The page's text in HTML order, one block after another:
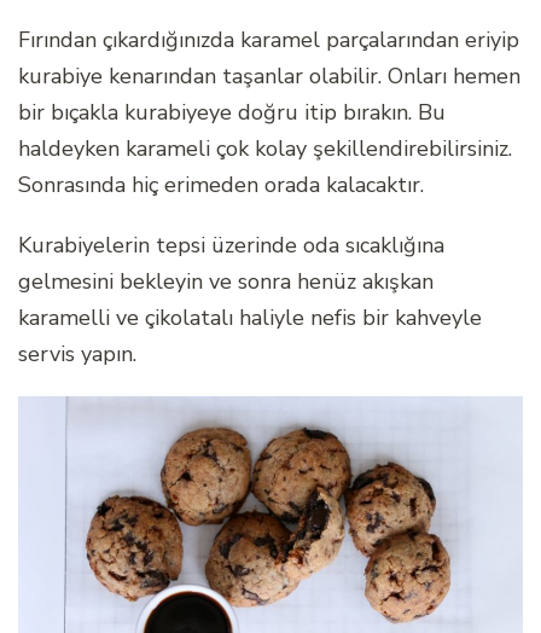
Fırından çıkardığınızda karamel parçalarından eriyip
kurabiye kenarından taşanlar olabilir. Onları hemen
bir bıçakla kurabiyeye doğru itip bırakın. Bu
haldeyken karameli çok kolay şekillendirebilirsiniz.
Sonrasında hiç erimeden orada kalacaktır.
Kurabiyelerin tepsi üzerinde oda sıcaklığına
gelmesini bekleyin ve sonra henüz akışkan
karamelli ve çikolatalı haliyle nefis bir kahveyle
servis yapın.